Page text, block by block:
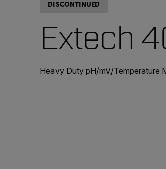
DISCONTINUED
Extech
Heavy Duty pH/mV/Temperature